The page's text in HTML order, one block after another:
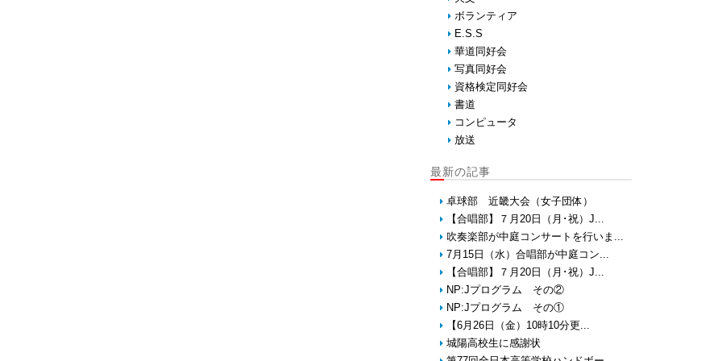
ボランティア
E.S.S
華道同好会
写真同好会
資格検定同好会
書道
コンピュータ
放送
最新の記事
卓球部 近畿大会（女子団体）
【合唱部】７月20日（月･祝）J...
吹奏楽部が中庭コンサートを行いま...
7月15日（水）合唱部が中庭コン...
【合唱部】７月20日（月･祝）J...
NP:Jプログラム その②
NP:Jプログラム その①
【6月26日（金）10時10分更...
城陽高校生に感謝状